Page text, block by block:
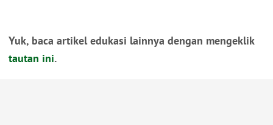
Yuk, baca artikel edukasi lainnya dengan mengeklik
tautan ini.